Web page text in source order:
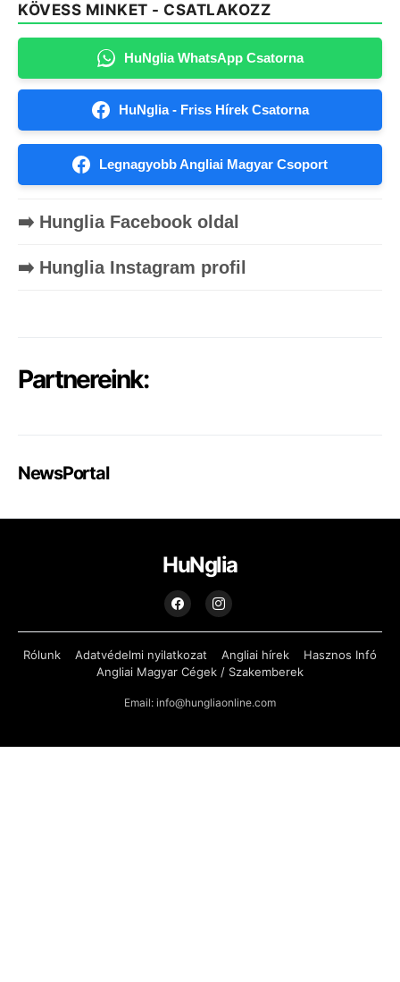
KÖVESS MINKET - CSATLAKOZZ
HuNglia WhatsApp Csatorna
HuNglia - Friss Hírek Csatorna
Legnagyobb Angliai Magyar Csoport
➡️ Hunglia Facebook oldal
➡️ Hunglia Instagram profil
Partnereink:
NewsPortal
HuNglia
Rólunk Adatvédelmi nyilatkozat Angliai hírek
Hasznos Infó
Angliai Magyar Cégek / Szakemberek
Email: info@hungliaonline.com